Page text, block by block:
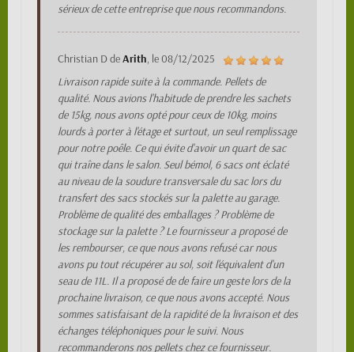
sérieux de cette entreprise que nous recommandons.
Christian DdeArith, le08/12/2025
Livraison rapide suite à la commande. Pellets de
qualité. Nous avions l'habitude de prendre les sachets
de 15kg, nous avons opté pour ceux de 10kg, moins
lourds à porter à l'étage et surtout, un seul remplissage
pour notre poêle. Ce qui évite d'avoir un quart de sac
qui traîne dans le salon. Seul bémol, 6 sacs ont éclaté
au niveau de la soudure transversale du sac lors du
transfert des sacs stockés sur la palette au garage.
Problème de qualité des emballages ? Problème de
stockage sur la palette ? Le fournisseur a proposé de
les rembourser, ce que nous avons refusé car nous
avons pu tout récupérer au sol, soit l'équivalent d'un
seau de 11L. Il a proposé de de faire un geste lors de la
prochaine livraison, ce que nous avons accepté. Nous
sommes satisfaisant de la rapidité de la livraison et des
échanges téléphoniques pour le suivi. Nous
recommanderons nos pellets chez ce fournisseur.